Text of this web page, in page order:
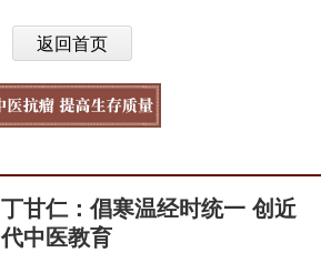
返回首页
丁甘仁：倡寒温经时统一 创近
代中医教育